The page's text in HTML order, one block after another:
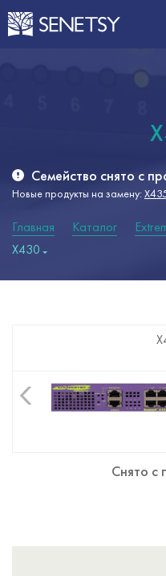
Семейство снято с
Новые продукты на замену:
Главная Каталог
X430
Снято с
Снято с
Снято с
Снято с